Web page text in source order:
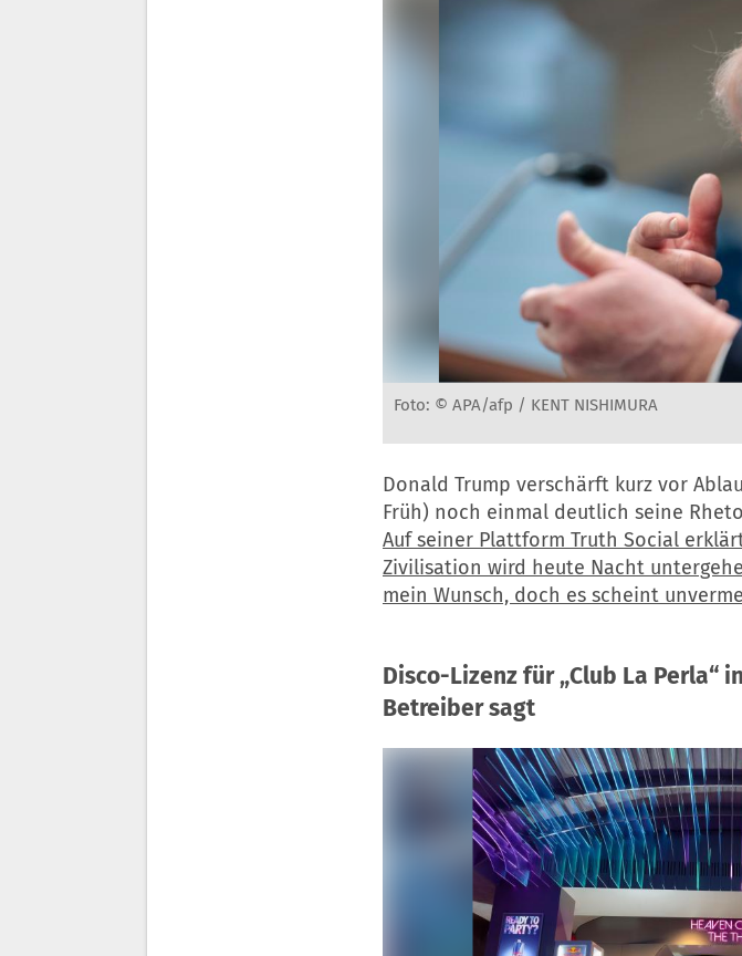
Foto: © APA/afp / KENT NISHIMURA
Donald Trump verschärft kurz vor
Früh) noch einmal deutlich seine
Auf seiner Plattform Truth Social
Zivilisation wird heute Nacht
mein Wunsch, doch es scheint
Disco-Lizenz für „Club La Perla“
Betreiber sagt